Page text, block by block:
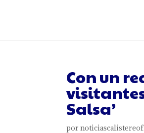
Con un
Salsa’
por